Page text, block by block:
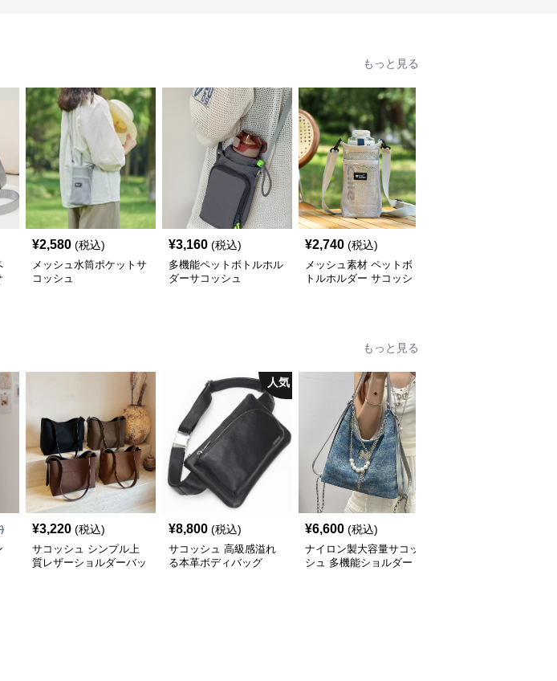
もっと見る
¥2,580 (税込)
メッシュ水筒ポケットサ
コッシュ
¥3,160 (税込)
多機能ペットボトルホル
ダーサコッシュ
¥2,740 (税込)
メッシュ素材 ペットボ
トルホルダー サコッシ
もっと見る
¥3,220 (税込)
サコッシュ シンプル上
質レザーショルダーバッ
人気
¥8,800 (税込)
サコッシュ 高級感溢れ
る本革ボディバッグ
¥6,600 (税込)
ナイロン製大容量サコッ
シュ 多機能ショルダー